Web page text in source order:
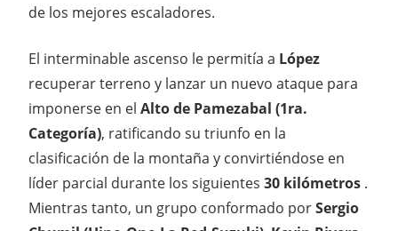
de los mejores escaladores.
El interminable ascenso le permitía a López
recuperar terreno y lanzar un nuevo ataque para
imponerse en el Alto de Pamezabal (1ra.
Categoría), ratificando su triunfo en la
clasificación de la montaña y convirtiéndose en
líder parcial durante los siguientes 30 kilómetros .
Mientras tanto, un grupo conformado porSergio